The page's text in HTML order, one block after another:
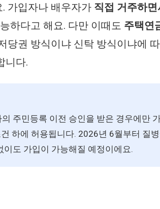
가입자나 배우자가 직접 거주하면
하다고 해요. 다만 이때도 주택연
당권 방식이냐 신탁 방식이냐에
니다.
의 주민등록 이전 승인을 받은 경우에만
하에 허용됩니다. 2026년 6월부터 질병
도 가입이 가능해질 예정이에요.